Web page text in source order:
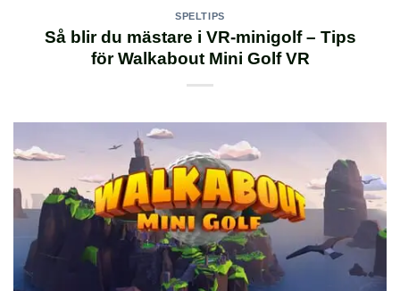
SPELTIPS
Så blir du mästare i VR-minigolf – Tips
för Walkabout Mini Golf VR